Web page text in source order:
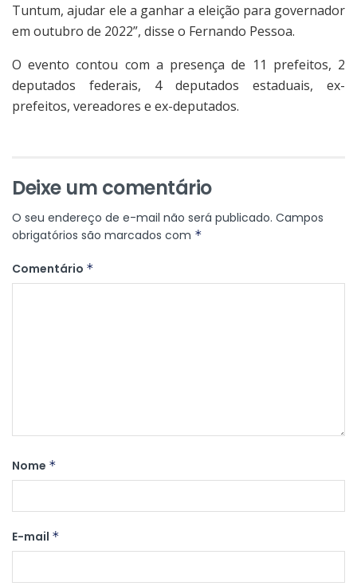
Tuntum, ajudar ele a ganhar a eleição para governador
em outubro de 2022”, disse o Fernando Pessoa.
O evento contou com a presença de 11 prefeitos, 2
deputados federais, 4 deputados estaduais, ex-
prefeitos, vereadores e ex-deputados.
Deixe um comentário
O seu endereço de e-mail não será publicado. Campos
obrigatórios são marcados com *
Comentário *
Nome *
E-mail *